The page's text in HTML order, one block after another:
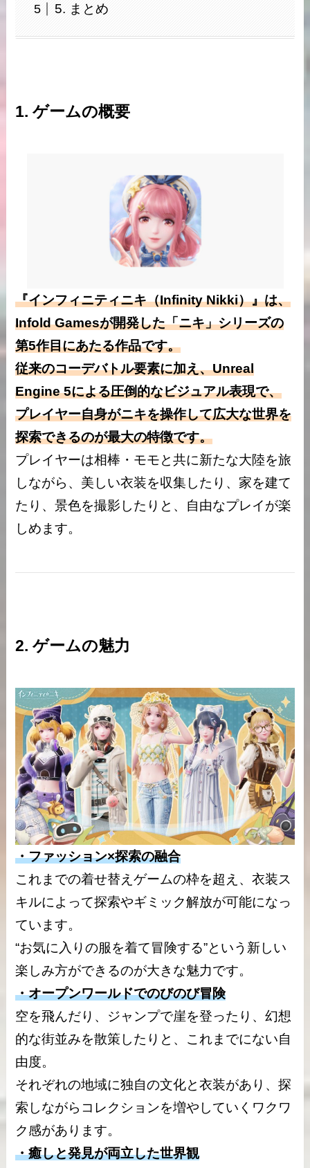
5. まとめ
1. ゲームの概要
『インフィニティニキ（Infinity Nikki）』は、
Infold Gamesが開発した「ニキ」シリーズの
第5作目にあたる作品です。
従来のコーデバトル要素に加え、Unreal
Engine 5による圧倒的なビジュアル表現で、
プレイヤー自身がニキを操作して広大な世界を
探索できるのが最大の特徴です。
プレイヤーは相棒・モモと共に新たな大陸を旅
しながら、美しい衣装を収集したり、家を建て
たり、景色を撮影したりと、自由なプレイが楽
しめます。
2. ゲームの魅力
・ファッション×探索の融合
これまでの着せ替えゲームの枠を超え、衣装ス
キルによって探索やギミック解放が可能になっ
ています。
“お気に入りの服を着て冒険する”という新しい
楽しみ方ができるのが大きな魅力です。
・オープンワールドでのびのび冒険
空を飛んだり、ジャンプで崖を登ったり、幻想
的な街並みを散策したりと、これまでにない自
由度。
それぞれの地域に独自の文化と衣装があり、探
索しながらコレクションを増やしていくワクワ
ク感があります。
・癒しと発見が両立した世界観